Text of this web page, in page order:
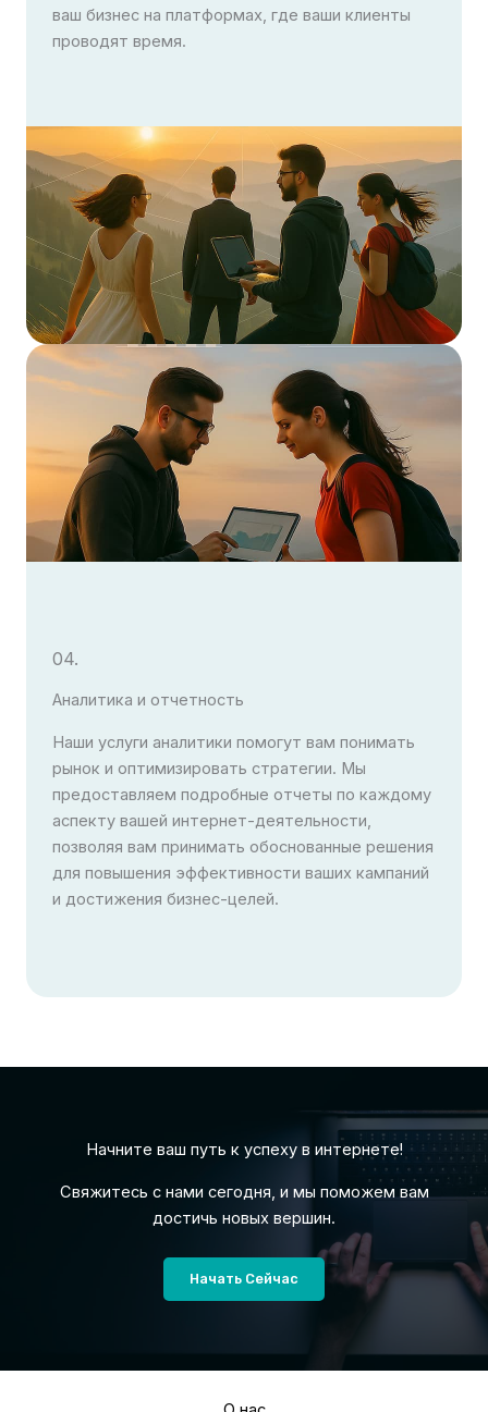
ваш бизнес на платформах, где ваши клиенты
проводят время.
04.
Аналитика и отчетность
Наши услуги аналитики помогут вам понимать
рынок и оптимизировать стратегии. Мы
предоставляем подробные отчеты по каждому
аспекту вашей интернет-деятельности,
позволяя вам принимать обоснованные решения
для повышения эффективности ваших кампаний
и достижения бизнес-целей.
Начните ваш путь к успеху в интернете!
Свяжитесь с нами сегодня, и мы поможем вам
достичь новых вершин.
Начать Сейчас